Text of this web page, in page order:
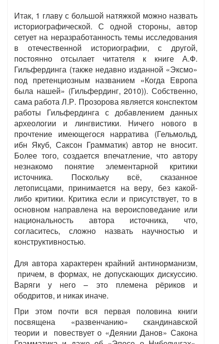
Итак, 1 главу с большой натяжкой можно назвать
историографической. С одной стороны, автор
сетует на неразработанность темы исследования
в отечественной историографии, с другой,
постоянно отсылает читателя к книге А.Ф.
Гильфердинга (также недавно изданной «Эксмо»
под претенциозным названием «Когда Европа
была нашей» (Гильфердинг, 2010)). Собственно,
сама работа Л.Р. Прозорова является конспектом
работы Гильфердинга с добавлением данных
археологии и лингвистики. Ничего нового в
прочтение имеющегося нарратива (Гельмольд,
ибн Якуб, Саксон Грамматик) автор не вносит.
Более того, создается впечатление, что автору
незнакомо понятие элементарной критики
источника. Поскольку всё, сказанное
летописцами, принимается на веру, без какой-
либо критики. Критика если и присутствует, то в
основном направлена на вероисповедание или
национальность автора источника, что,
согласитесь, сложно назвать научностью и
конструктивностью.
Для автора характерен крайний антинорманизм,
причем, в формах, не допускающих дискуссию.
Варяги у него – это племена рёриков и
ободритов, и никак иначе.
При этом почти вся первая половина книги
посвящена «развенчанию» скандинавской
теории и повествует о «Деянии Данов» Сакона